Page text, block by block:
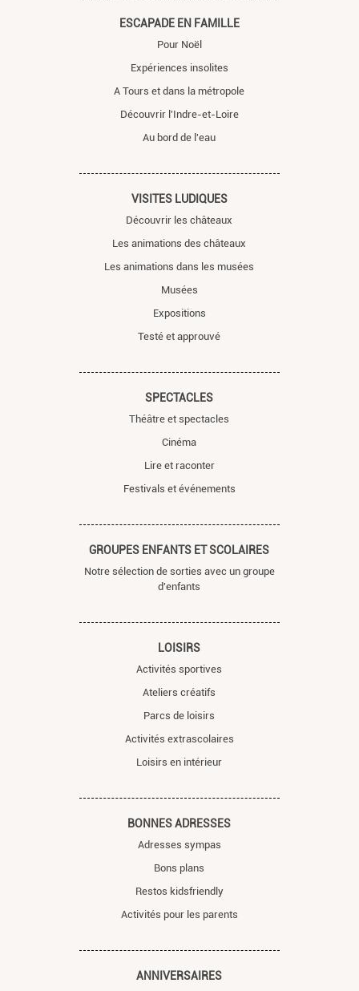
ESCAPADE EN FAMILLE
Pour Noël
Expériences insolites
A Tours et dans la métropole
Découvrir l'Indre-et-Loire
Au bord de l'eau
VISITES LUDIQUES
Découvrir les châteaux
Les animations des châteaux
Les animations dans les musées
Musées
Expositions
Testé et approuvé
SPECTACLES
Théâtre et spectacles
Cinéma
Lire et raconter
Festivals et événements
GROUPES ENFANTS ET SCOLAIRES
Notre sélection de sorties avec un groupe
d'enfants
LOISIRS
Activités sportives
Ateliers créatifs
Parcs de loisirs
Activités extrascolaires
Loisirs en intérieur
BONNES ADRESSES
Adresses sympas
Bons plans
Restos kidsfriendly
Activités pour les parents
ANNIVERSAIRES